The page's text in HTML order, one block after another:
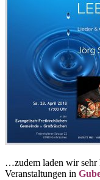
…zudem laden wir sehr
Veranstaltungen in